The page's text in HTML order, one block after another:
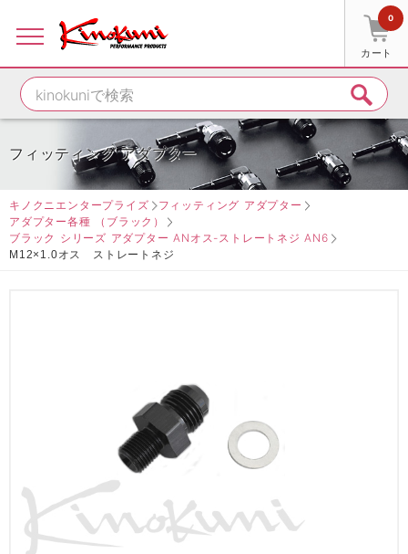
カート
0
フィッティング アダプター
キノクニエンタープライズ
フィッティング アダプター
アダプター各種 （ブラック）
ブラック シリーズ アダプター ANオス-ストレートネジ AN6
M12×1.0オス ストレートネジ